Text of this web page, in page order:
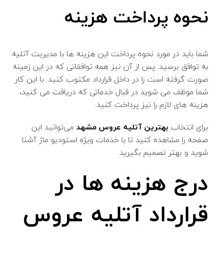
نحوه پرداخت هزینه
شما باید در مورد نحوه پرداخت این هزینه ها با مدیریت آتلیه
به توافق برسید. پس از آن نیز همه توافقاتی که در این زمینه
صورت گرفته است را در داخل قرارداد مکتوب کنید. با این کار
شما موظف می شوید در قبال خدماتی که دریافت می کنید،
هزینه های لازم را نیز پرداخت کنید.
برای انتخاب بهترین آتلیه عروس مشهد می‌توانید این
صفحه را مشاهده کنید تا با خدمات ویژه استودیو ماژ آشنا
شوید و بهتر تصمیم بگیرید.
درج هزینه ها در
قرارداد آتلیه عروس